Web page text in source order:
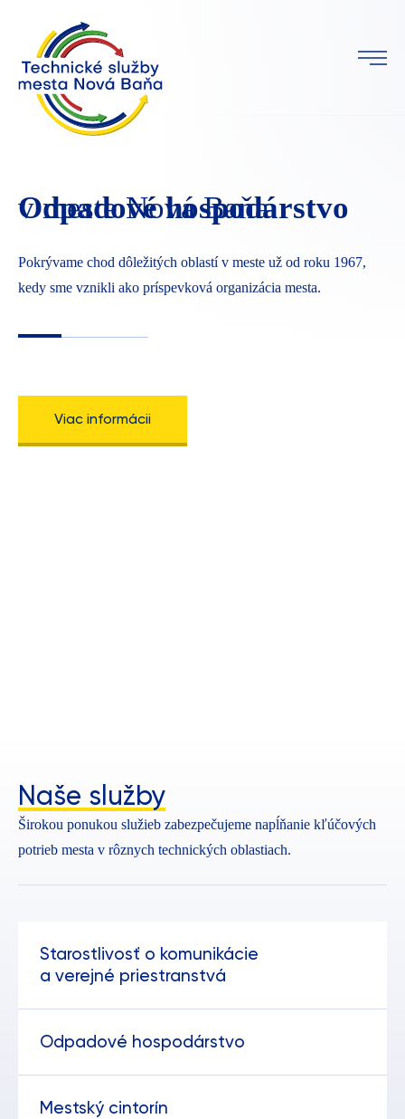
Odpadové hospodárstvo
v meste Nová Baňa
Pokrývame chod dôležitých oblastí v meste už od roku 1967,
kedy sme vznikli ako príspevková organizácia mesta.
Viac informácii
Naše služby
Širokou ponukou služieb zabezpečujeme napĺňanie kľúčových
potrieb mesta v rôznych technických oblastiach.
Starostlivosť o komunikácie
a verejné priestranstvá
Odpadové hospodárstvo
Mestský cintorín